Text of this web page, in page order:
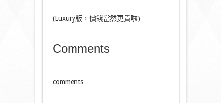
(Luxury版，價錢當然更貴啦)
Comments
comments